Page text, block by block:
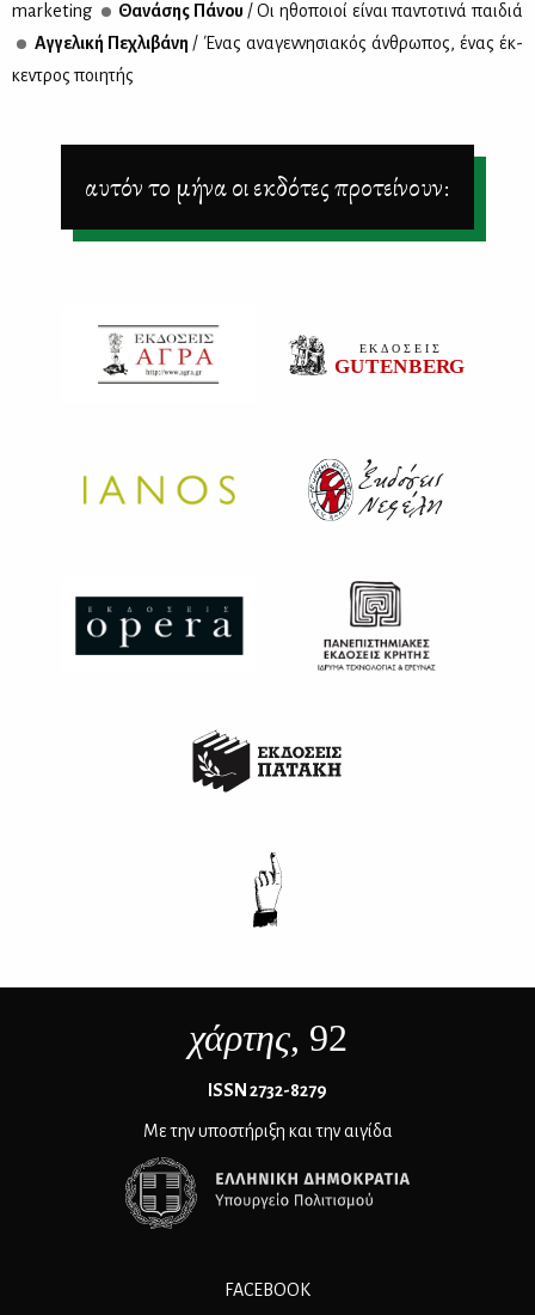
marketing
Θα­νά­σης Πά­νου / Οι ηθο­ποιοί εί­ναι πα­ντο­τι­νά παι­διά
Αγ­γε­λι­κή Πε­χλι­βά­νη / Ένας ανα­γεν­νη­σια­κός άν­θρω­πος, ένας έκ­
κε­ντρος ποι­η­τής
αυτόν το μήνα οι εκδότες προτείνουν:
χάρτης, 92
ΙSSN 2732-8279
Με την υποστήριξη και την αιγίδα
FACEBOOK